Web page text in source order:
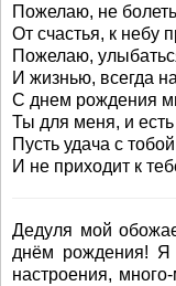
Пожелаю, не
От счастья, к небу
Пожелаю,
И жизнью, всегда
С днем рождения
Ты для меня, и
Пусть удача с
И не приходит к
Дедуля мой
днём рождения! Я
настроения,